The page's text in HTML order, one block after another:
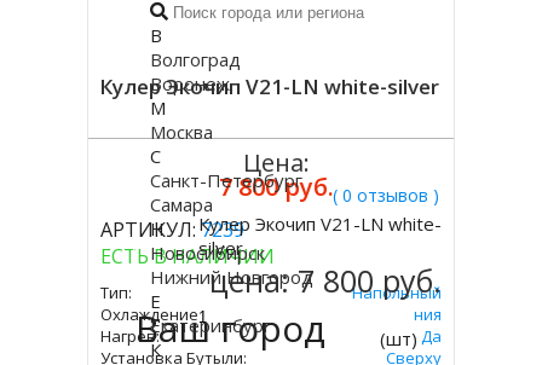
Кулер Экочип V21-LN white-silver
( 0 отзывов )
АРТИКУЛ:7239
ЕСТЬ В НАЛИЧИИ
Тип:
Напольный
Охлаждение:
Без Охлаждения
Нагрев:
Да
Установка Бутыли:
Сверху
Цена:
7 800 руб.
Купить
Кулер Экочип V21-LN white-
silver
цена:7 800 руб.
(шт)
Ваш город
В
Волгоград
Воронеж
М
Москва
С
Санкт-Петербург
Самара
Н
Новосибирск
Нижний Новгород
Е
Екатеринбург
К